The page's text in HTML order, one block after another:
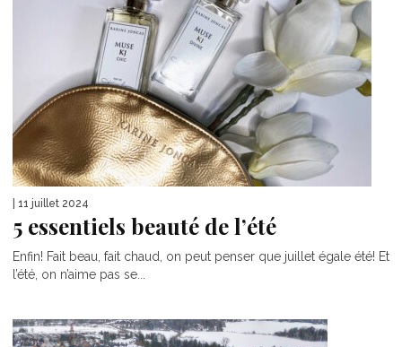
| 11 juillet 2024
5 essentiels beauté de l’été
Enfin! Fait beau, fait chaud, on peut penser que juillet égale été! Et
l’été, on n’aime pas se...